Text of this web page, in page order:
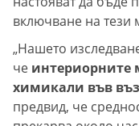
включване на тези
„Нашето
че интериорните
химикали във
предвид, че